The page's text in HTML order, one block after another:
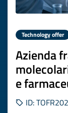
Technology offer
Azienda
e
ID: